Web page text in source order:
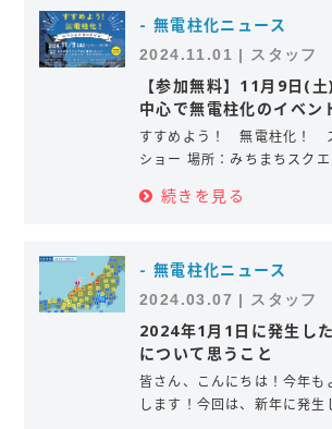
- 無電柱化ニュース
2024.11.01 | スタッフ
【参加無料】11月9日(
中心で無電柱化のイベン
すすめよう！ 無電柱化！
ショー 場所：みちまちスク
続きを見る
- 無電柱化ニュース
2024.03.07 | スタッフ
2024年1月1日に発生し
について思うこと
皆さん、こんにちは！今年も
します！今回は、新年に発